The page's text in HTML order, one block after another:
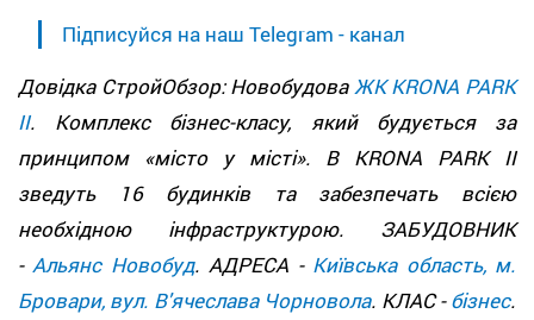
Підписуйся на наш Telegram - канал
Довідка СтройОбзор: НовобудоваЖК KRONA PARK
II. Комплекс бізнес-класу, який будується за
принципом «місто у місті». В KRONA PARK II
зведуть 16 будинків та забезпечать всією
необхідною інфраструктурою. ЗАБУДОВНИК
-Альянс Новобуд. АДРЕСА - Київська область, м.
Бровари, вул. В'ячеслава Чорновола. КЛАС -бізнес.